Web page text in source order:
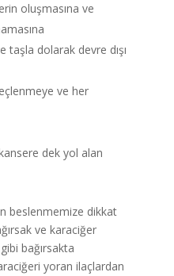
oluşmasına ve
dolarak devre dışı
ve her
dek yol alan
beslenmemize dikkat
ve karaciğer
bağırsakta
yoran ilaçlardan